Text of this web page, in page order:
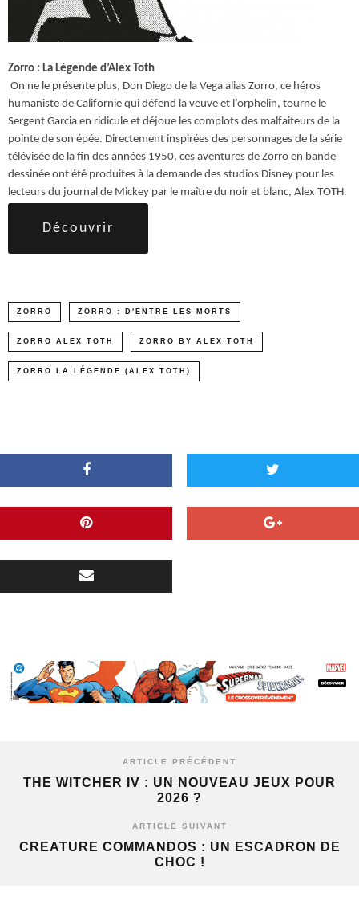
Zorro : La Légende d’Alex Toth
On ne le présente plus, Don Diego de la Vega alias Zorro, ce héros
humaniste de Californie qui défend la veuve et l’orphelin, tourne le
Sergent Garcia en ridicule et déjoue les complots des malfaiteurs de la
pointe de son épée. Directement inspirées des personnages de la série
télévisée de la fin des années 1950, ces aventures de Zorro en bande
dessinée ont été produites à la demande des studios Disney pour les
lecteurs du journal de Mickey par le maître du noir et blanc, Alex TOTH.
Découvrir
ZORRO ZORRO : D'ENTRE LES MORTS
ZORRO ALEX TOTH ZORRO BY ALEX TOTH
ZORRO LA LÉGENDE (ALEX TOTH)
ARTICLE PRÉCÉDENT
THE WITCHER IV : UN NOUVEAU JEUX POUR
2026 ?
ARTICLE SUIVANT
CREATURE COMMANDOS : UN ESCADRON DE
CHOC !